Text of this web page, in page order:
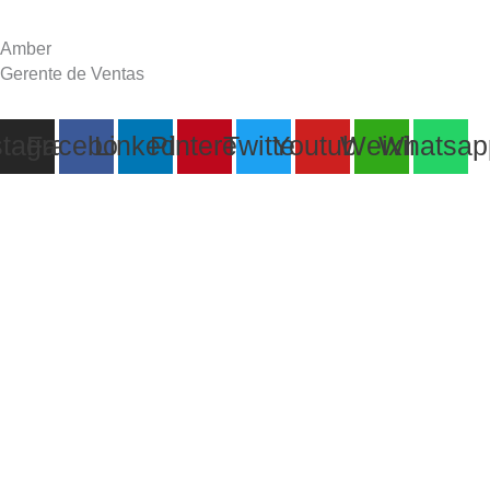
Amber
Gerente de Ventas
FacebookLinkedinPinterestTwitterYoutubeWeixin